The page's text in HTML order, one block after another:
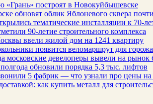
«Грань» построят в Новокуйбышевске
обновят облик Яблоневого сквера
тематические инсталляции к 70-
90-летие строительного комплекса
ввели жилой дом на 1241 квартиру
появится веломаршрут для
московские девелоперы вывели на рынок
обновили порядка 5,3 тыс. лифтов
5 фабрик — что узнали про цены
как купить металл для